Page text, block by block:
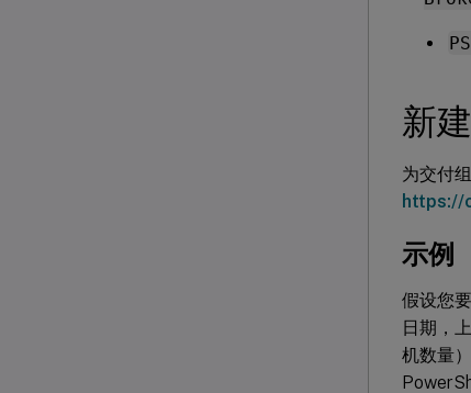
新
为交付
https://
示例
假设您
日期，
机数量